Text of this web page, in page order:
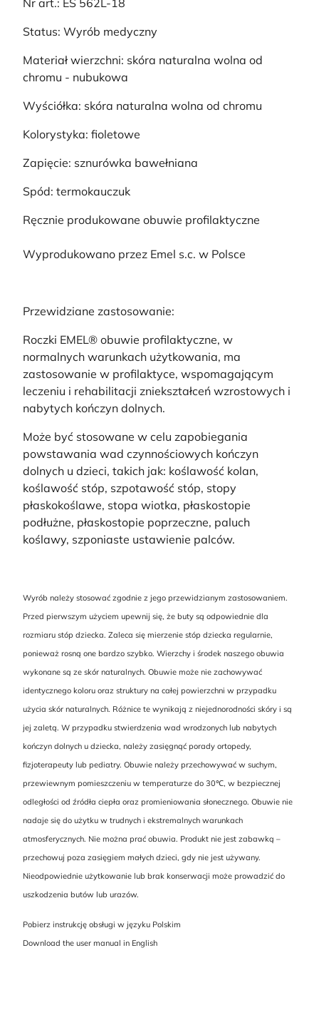
Nr art.: ES 562L-18
Status: Wyrób medyczny
Materiał wierzchni: skóra naturalna wolna od
chromu - nubukowa
Wyściółka: skóra naturalna wolna od chromu
Kolorystyka: fioletowe
Zapięcie: sznurówka bawełniana
Spód: termokauczuk
Ręcznie produkowane obuwie profilaktyczne
Wyprodukowano przez Emel s.c. w Polsce
Przewidziane zastosowanie:
Roczki EMEL® obuwie profilaktyczne, w
normalnych warunkach użytkowania, ma
zastosowanie w profilaktyce, wspomagającym
leczeniu i rehabilitacji zniekształceń wzrostowych i
nabytych kończyn dolnych.
Może być stosowane w celu zapobiegania
powstawania wad czynnościowych kończyn
dolnych u dzieci, takich jak: koślawość kolan,
koślawość stóp, szpotawość stóp, stopy
płaskokoślawe, stopa wiotka, płaskostopie
podłużne, płaskostopie poprzeczne, paluch
koślawy, szponiaste ustawienie palców.
Wyrób należy stosować zgodnie z jego przewidzianym zastosowaniem.
Przed pierwszym użyciem upewnij się, że buty są odpowiednie dla
rozmiaru stóp dziecka. Zaleca się mierzenie stóp dziecka regularnie,
ponieważ rosną one bardzo szybko. Wierzchy i środek naszego obuwia
wykonane są ze skór naturalnych. Obuwie może nie zachowywać
identycznego koloru oraz struktury na całej powierzchni w przypadku
użycia skór naturalnych. Różnice te wynikają z niejednorodności skóry i są
jej zaletą. W przypadku stwierdzenia wad wrodzonych lub nabytych
kończyn dolnych u dziecka, należy zasięgnąć porady ortopedy,
fizjoterapeuty lub pediatry. Obuwie należy przechowywać w suchym,
przewiewnym pomieszczeniu w temperaturze do 30℃, w bezpiecznej
odległości od źródła ciepła oraz promieniowania słonecznego. Obuwie nie
nadaje się do użytku w trudnych i ekstremalnych warunkach
atmosferycznych. Nie można prać obuwia. Produkt nie jest zabawką –
przechowuj poza zasięgiem małych dzieci, gdy nie jest używany.
Nieodpowiednie użytkowanie lub brak konserwacji może prowadzić do
uszkodzenia butów lub urazów.
Pobierz instrukcję obsługi w języku Polskim
Download the user manual in English